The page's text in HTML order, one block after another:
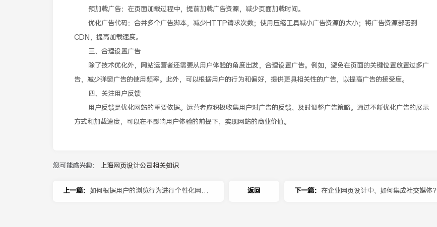
预加载广告：在页面加载过程中，提前加载广告资源，减少页面加载时间。
优化广告代码：合并多个广告脚本，减少HTTP请求次数；使用压缩工具减小广告资源的大小；将广告资源部署到
CDN，提高加载速度。
三、合理设置广告
除了技术优化外，网站运营者还需要从用户体验的角度出发，合理设置广告。例如，避免在页面的关键位置放置过多广
告，减少弹窗广告的使用频率。此外，可以根据用户的行为和偏好，提供更具相关性的广告，以提高广告的接受度。
四、关注用户反馈
用户反馈是优化网站的重要依据。运营者应积极收集用户对广告的反馈，及时调整广告策略。通过不断优化广告的展示
方式和加载速度，可以在不影响用户体验的前提下，实现网站的商业价值。
您可能感兴趣： 上海网页设计公司相关知识
上一篇： 如何根据用户的浏览行为进行个性化网页 下一篇： 在企业网页设计中，如何集成社交媒体？
返回